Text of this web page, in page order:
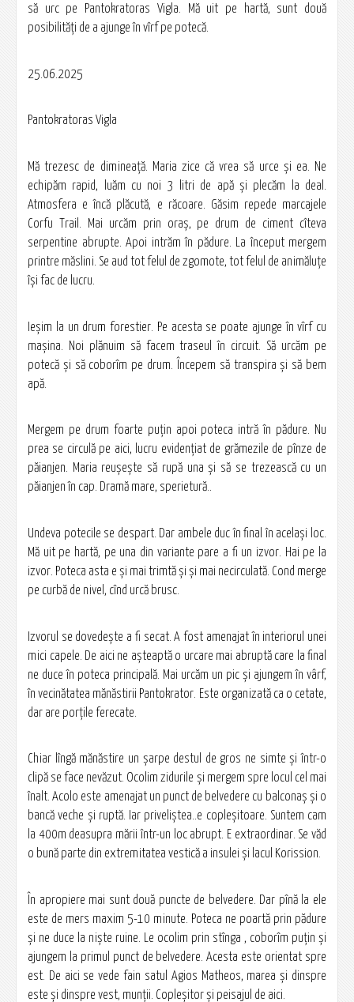
să urc pe Pantokratoras Vigla. Mă uit pe hartă, sunt două
posibilități de a ajunge în vîrf pe potecă.
25.06.2025
Pantokratoras Vigla
Mă trezesc de dimineață. Maria zice că vrea să urce și ea. Ne
echipăm rapid, luăm cu noi 3 litri de apă și plecăm la deal.
Atmosfera e încă plăcută, e răcoare. Găsim repede marcajele
Corfu Trail. Mai urcăm prin oraș, pe drum de ciment cîteva
serpentine abrupte. Apoi intrăm în pădure. La început mergem
printre măslini. Se aud tot felul de zgomote, tot felul de animăluțe
își fac de lucru.
Ieșim la un drum forestier. Pe acesta se poate ajunge în vîrf cu
mașina. Noi plănuim să facem traseul în circuit. Să urcăm pe
potecă și să coborîm pe drum. Începem să transpira și să bem
apă.
Mergem pe drum foarte puțin apoi poteca intră în pădure. Nu
prea se circulă pe aici, lucru evidențiat de grămezile de pînze de
păianjen. Maria reușește să rupă una și să se trezească cu un
păianjen în cap. Dramă mare, sperietură..
Undeva potecile se despart. Dar ambele duc în final în același loc.
Mă uit pe hartă, pe una din variante pare a fi un izvor. Hai pe la
izvor. Poteca asta e și mai trimtă și și mai necirculată. Cond merge
pe curbă de nivel, cînd urcă brusc.
Izvorul se dovedește a fi secat. A fost amenajat în interiorul unei
mici capele. De aici ne așteaptă o urcare mai abruptă care la final
ne duce în poteca principală. Mai urcăm un pic și ajungem în vârf,
în vecinătatea mănăstirii Pantokrator. Este organizată ca o cetate,
dar are porțile ferecate.
Chiar lîngă mănăstire un șarpe destul de gros ne simte și într-o
clipă se face nevăzut. Ocolim zidurile și mergem spre locul cel mai
înalt. Acolo este amenajat un punct de belvedere cu balconaș și o
bancă veche și ruptă. Iar priveliștea..e copleșitoare. Suntem cam
la 400m deasupra mării într-un loc abrupt. E extraordinar. Se văd
o bună parte din extremitatea vestică a insulei și lacul Korission.
În apropiere mai sunt două puncte de belvedere. Dar pînă la ele
este de mers maxim 5-10 minute. Poteca ne poartă prin pădure
și ne duce la niște ruine. Le ocolim prin stînga , coborîm puțin și
ajungem la primul punct de belvedere. Acesta este orientat spre
est. De aici se vede fain satul Agios Matheos, marea și dinspre
este și dinspre vest, munții. Copleșitor și peisajul de aici.